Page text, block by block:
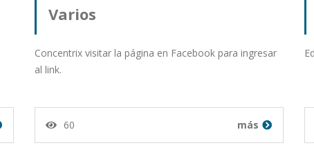
Varios
Publicado por Diana Lissette
Salvador en 04-03-26
Concentrix visitar la página en Facebook para ingresar
al link.
60 más